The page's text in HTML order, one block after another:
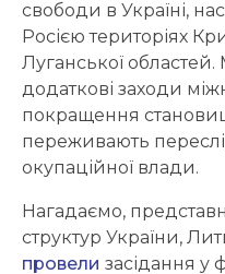
свободи в Україні,
Росією територіях
Луганської
додаткові заходи
покращення
переживають
окупаційної влади.
Нагадаємо,
структур України,
провели засідання у